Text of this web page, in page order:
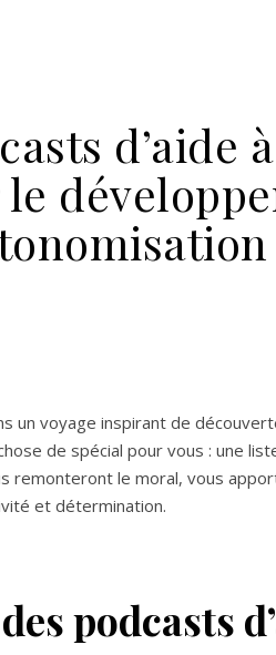
d’aide
un voyage inspirant de
de spécial pour vous : une
remonteront le moral, vous
et détermination.
podcasts